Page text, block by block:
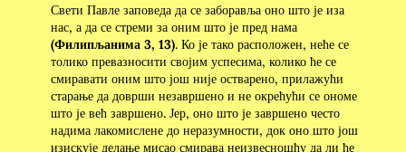
Свети Павле заповеда да се заборавља оно што је иза
нас, а да се стреми за оним што је пред нама
(Филипљанима 3, 13). Ко је тако расположен, неће се
толико превазносити својим успесима, колико ће се
смиравати оним што још није остварено, прилажући
старање да доврши незавршено и не окрећући се ономе
што је већ завршено. Јер, оно што је завршено често
надима лакомислене до неразумности, док оно што још
изискује делање мисао смирава неизвесношћу да ли ће